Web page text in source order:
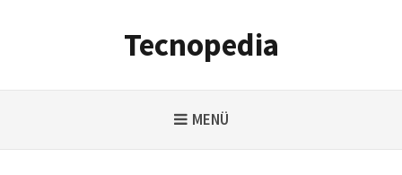
Tecnopedia
MENÜ